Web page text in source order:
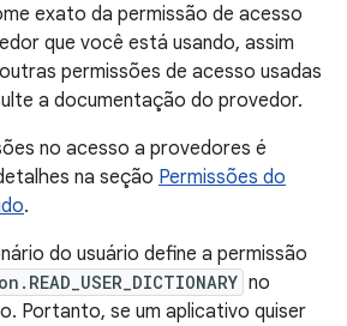
exato da permissão de acesso
que você está usando, assim
permissões de acesso usadas
a documentação do provedor.
no acesso a provedores é
na seção Permissões do
.
do usuário define a permissão
no
Portanto, se um aplicativo quiser